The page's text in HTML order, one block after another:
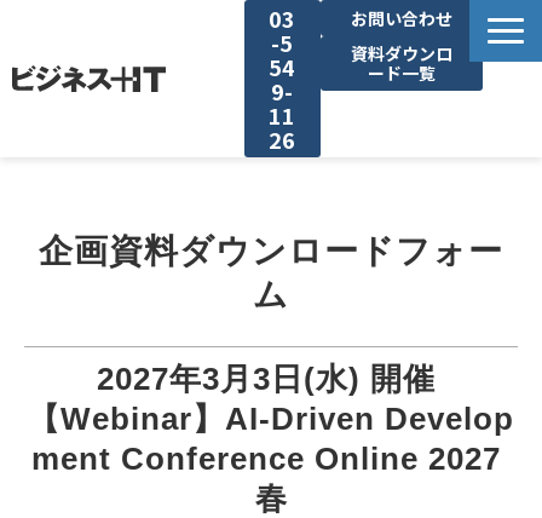
03
-5
54
9-
11
26
お問い合わせ
資料ダウンロ
ード一覧
セミナー集客がしたい
アンケート調査がしたい
媒体資料ダウンロード
企画資料ダウンロードフォー
ム
2027年3月3日(水) 開催
【Webinar】AI-Driven Develop
ment Conference Online 2027
春